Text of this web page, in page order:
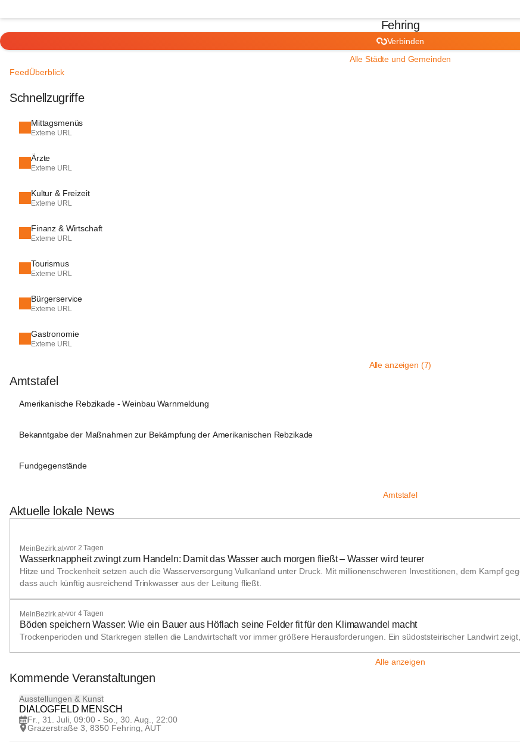
Fehring
Verbinden
Alle Städte und Gemeinden
FeedÜberblick
Schnellzugriffe
Mittagsmenüs
Externe URL
Ärzte
Externe URL
Kultur & Freizeit
Externe URL
Finanz & Wirtschaft
Externe URL
Tourismus
Externe URL
Bürgerservice
Externe URL
Gastronomie
Externe URL
Alle anzeigen (7)
Amtstafel
Amerikanische Rebzikade - Weinbau Warnmeldung
Bekanntgabe der Maßnahmen zur Bekämpfung der Amerikanischen Rebzikade
Fundgegenstände
Amtstafel
Aktuelle lokale News
MeinBezirk.at•vor 2 Tagen
Wasserknappheit zwingt zum Handeln: Damit das Wasser auch morgen fließt – Wasser wird teurer
Hitze und Trockenheit setzen auch die Wasserversorgung Vulkanland unter Druck. Mit millionenschweren Investitionen, dem Kampf
dass auch künftig ausreichend Trinkwasser aus der Leitung fließt.
MeinBezirk.at•vor 4 Tagen
Böden speichern Wasser: Wie ein Bauer aus Höflach seine Felder fit für den Klimawandel macht
Trockenperioden und Starkregen stellen die Landwirtschaft vor immer größere Herausforderungen. Ein südoststeirischer Landwirt
Alle anzeigen
Kommende Veranstaltungen
31
JUL
Ausstellungen & Kunst
DIALOGFELD MENSCH
Fr., 31. Juli, 09:00 - So., 30. Aug., 22:00
Grazerstraße 3, 8350 Fehring, AUT